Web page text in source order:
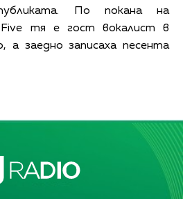
По покана на
тя е гост вокалист в
а заедно записаха песента